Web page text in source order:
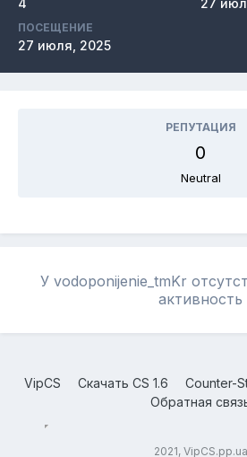
4 27
ПОСЕЩЕНИЕ
27 июля, 2025
РЕПУТАЦИЯ
0
Neutral
У vodoponijenie_tmKr
активность
VipCS Скачать CS 1.6 Counter-
Обратная
2021, VipCS.pp.ua